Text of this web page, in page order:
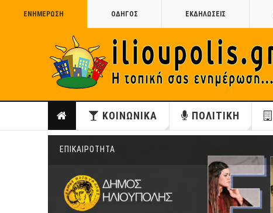
ΕΝΗΜΕΡΩΣΗ ΟΔΗΓΟΣ ΕΚΔΗΛΩΣΕΙΣ
ΚΟΙΝΩΝΙΚΑ ΠΟΛΙΤΙΚΗ
ΕΠΙΚΑΙΡΟΤΗΤΑ